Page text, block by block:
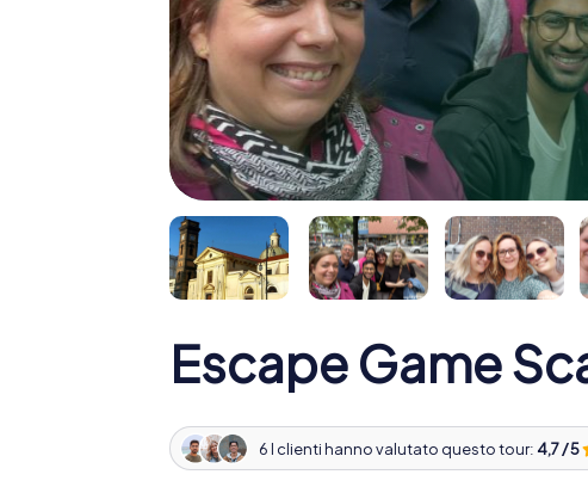
Escape Game
6 I clienti hanno valutato questo tour: 4,7 / 5